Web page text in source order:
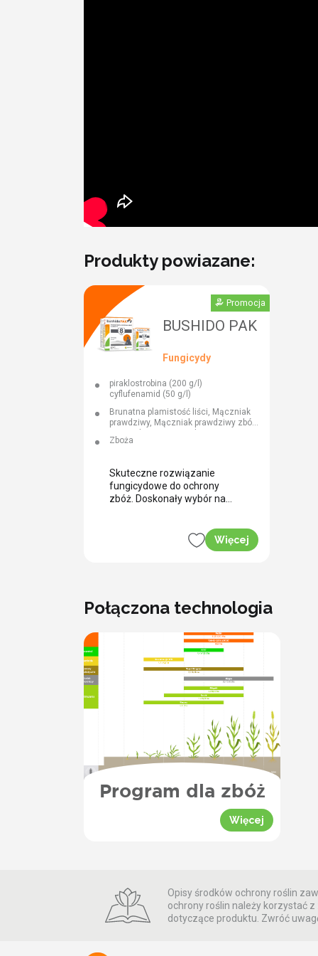
Produkty powiazane:
Promocja
BUSHIDO PAK
Fungicydy
piraklostrobina (200 g/l)
cyflufenamid (50 g/l)
Brunatna plamistość liści, Mączniak
prawdziwy, Mączniak prawdziwy zbóż
i traw, Plamistość siatkowa
jęczmienia, Rdza brunatna, Rdza
Septorioza liści, Septorioza
paskowana liści pszenicy
Zboża
Skuteczne rozwiązanie
fungicydowe do ochrony
zbóż. Doskonały wybór na
Więcej
Połączona technologia
Program dla zbóż
Więcej
Opisy środków ochrony roślin
ochrony roślin należy korzystać
dotyczące produktu. Zwróć